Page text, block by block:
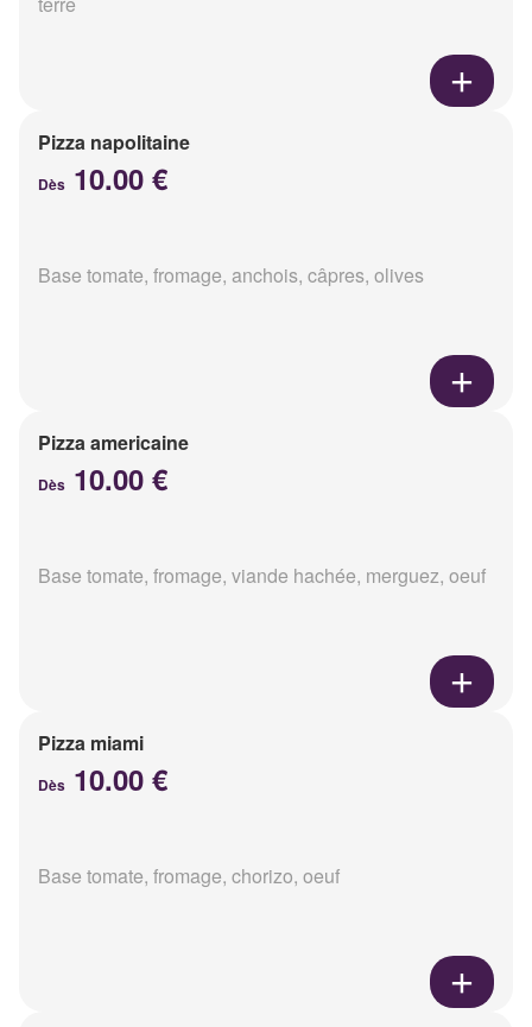
Pizza napolitaine
Dès 10.00 €
Base tomate, fromage, anchois, câpres, olives
Pizza americaine
Dès 10.00 €
Base tomate, fromage, viande hachée, merguez, oeuf
Pizza miami
Dès 10.00 €
Base tomate, fromage, chorizo, oeuf